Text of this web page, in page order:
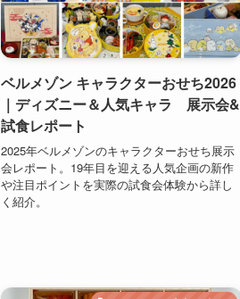
ベルメゾン キャラクターおせち2026
｜ディズニー＆人気キャラ 展示会&
試食レポート
2025年ベルメゾンのキャラクターおせち展示
会レポート。19年目を迎える人気企画の新作
や注目ポイントを実際の試食会体験から詳し
く紹介。